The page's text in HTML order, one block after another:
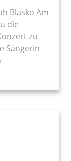
Blasko Am
die
zu
Sängerin